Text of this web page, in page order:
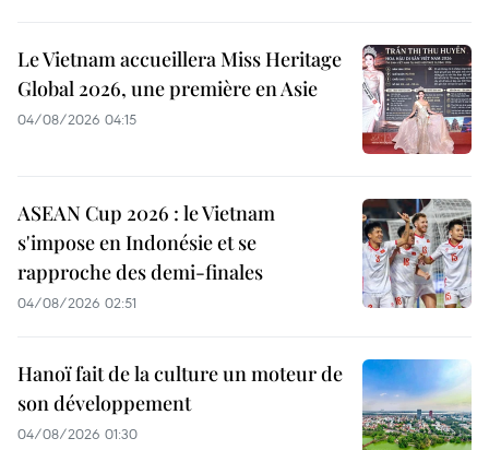
Le Vietnam accueillera Miss Heritage
Global 2026, une première en Asie
04/08/2026 04:15
ASEAN Cup 2026 : le Vietnam
s'impose en Indonésie et se
rapproche des demi-finales
04/08/2026 02:51
Hanoï fait de la culture un moteur de
son développement
04/08/2026 01:30